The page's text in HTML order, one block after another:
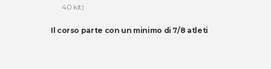
40 kit)
Il corso parte con un minimo di 7/8 atleti